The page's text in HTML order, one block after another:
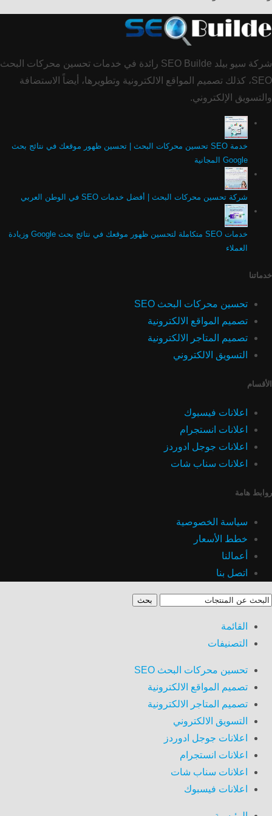
شركة سيو بيلد SEO Builde رائدة في خدمات تحسين محركات البحث
SEO، كذلك تصميم المواقع الالكترونية وتطويرها، أيضاً الاستضافة
والتسويق الإلكتروني.
خدمة SEO تحسين محركات البحث | تحسين ظهور موقعك في نتائج بحث
Google المجانية
شركة تحسين محركات البحث | أفضل خدمات SEO في الوطن العربي
خدمات SEO متكاملة لتحسين ظهور موقعك في نتائج بحث Google وزيادة
العملاء
خدماتنا
تحسين محركات البحث SEO
تصميم المواقع الالكترونية
تصميم المتاجر الالكترونية
التسويق الالكتروني
الأقسام
اعلانات فيسبوك
اعلانات انستجرام
اعلانات جوجل ادوردز
اعلانات سناب شات
روابط هامة
سياسة الخصوصية
خطط الأسعار
أعمالنا
اتصل بنا
بحث
القائمة
التصنيفات
تحسين محركات البحث SEO
تصميم المواقع الالكترونية
تصميم المتاجر الالكترونية
التسويق الالكتروني
اعلانات جوجل ادوردز
اعلانات انستجرام
اعلانات سناب شات
اعلانات فيسبوك